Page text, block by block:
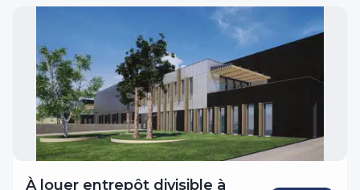
À louer entrepôt divisible à